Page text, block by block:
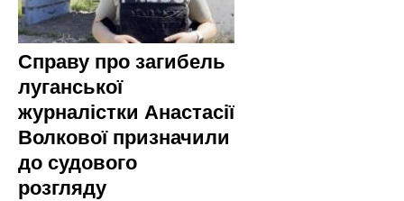
Справу про загибель
луганської
журналістки Анастасії
Волкової призначили
до судового
розгляду